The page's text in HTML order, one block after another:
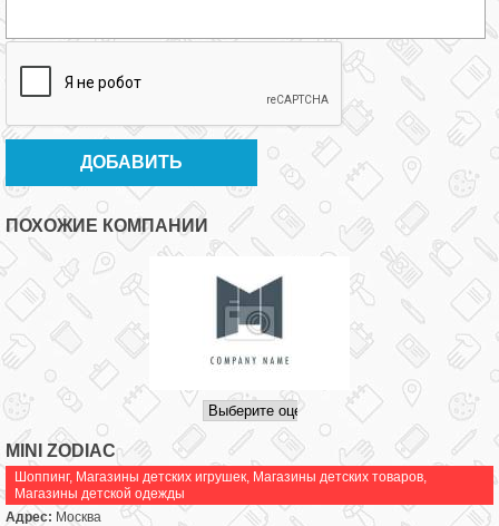
ПОХОЖИЕ КОМПАНИИ
MINI ZODIAC
Шоппинг, Магазины детских игрушек, Магазины детских товаров,
Магазины детской одежды
Адрес: Москва